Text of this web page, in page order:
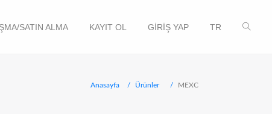
SATIN ALMA KAYIT OL GIRIŞ YAP TR
Anasayfa Ürünler MEXC